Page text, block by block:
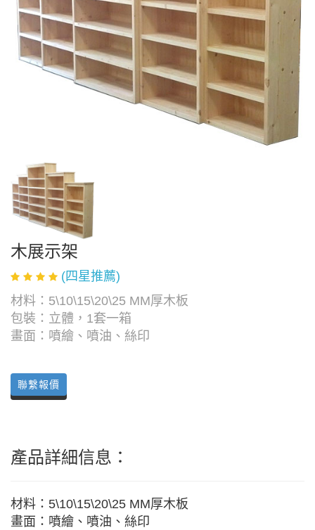
木展示架
(四星推薦)
材料：5\10\15\20\25 MM厚木板
包裝：立體，1套一箱
畫面：噴繪、噴油、絲印
聯繫報價
產品詳細信息：
材料：5\10\15\20\25 MM厚木板
畫面：噴繪、噴油、絲印